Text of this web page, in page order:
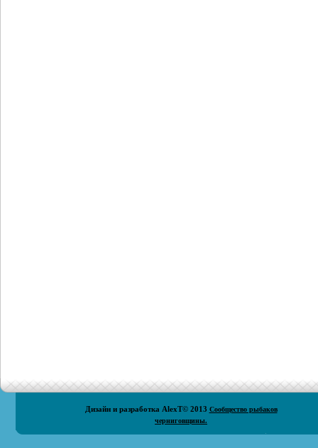
Дизайн и разработка AlexT© 2013 Сообщество рыбаков
черниговщины.